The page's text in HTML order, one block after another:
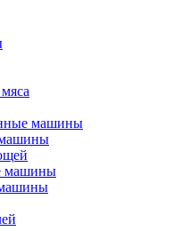
машины
машины